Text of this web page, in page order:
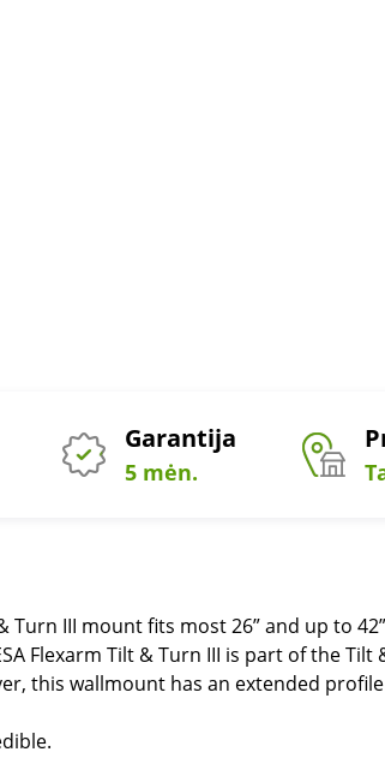
Garantija
5 mėn.
Turn III mount fits most 26” and up to
Flexarm Tilt & Turn III is part of the
this wallmount has an extended